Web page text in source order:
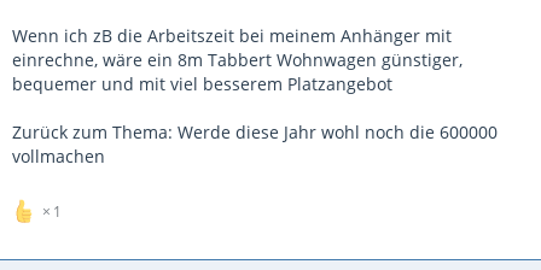
Wenn ich zB die Arbeitszeit bei meinem Anhänger mit
einrechne, wäre ein 8m Tabbert Wohnwagen günstiger,
bequemer und mit viel besserem Platzangebot
Zurück zum Thema: Werde diese Jahr wohl noch die 600000
vollmachen
1